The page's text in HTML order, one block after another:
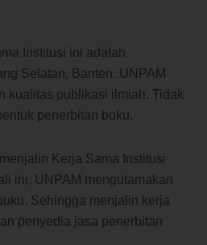
Institusi ini adalah
Selatan, Banten. UNPAM
kualitas publikasi ilmiah. Tidak
penerbitan buku.
Kerja Sama Institusi
ini, UNPAM mengutamakan
Sehingga menjalin kerja
penyedia jasa penerbitan